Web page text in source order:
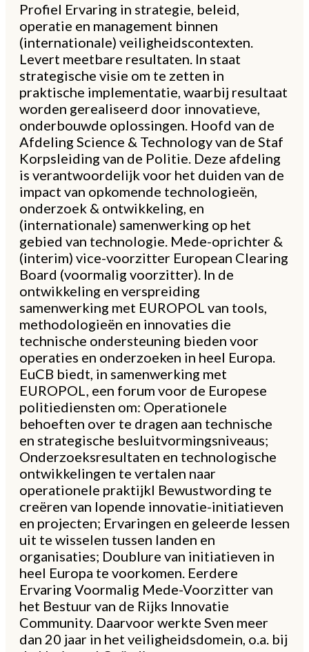
Profiel Ervaring in strategie, beleid,
operatie en management binnen
(internationale) veiligheidscontexten.
Levert meetbare resultaten. In staat
strategische visie om te zetten in
praktische implementatie, waarbij resultaat
worden gerealiseerd door innovatieve,
onderbouwde oplossingen. Hoofd van de
Afdeling Science & Technology van de Staf
Korpsleiding van de Politie. Deze afdeling
is verantwoordelijk voor het duiden van de
impact van opkomende technologieën,
onderzoek & ontwikkeling, en
(internationale) samenwerking op het
gebied van technologie. Mede-oprichter &
(interim) vice-voorzitter European Clearing
Board (voormalig voorzitter). In de
ontwikkeling en verspreiding
samenwerking met EUROPOL van tools,
methodologieën en innovaties die
technische ondersteuning bieden voor
operaties en onderzoeken in heel Europa.
EuCB biedt, in samenwerking met
EUROPOL, een forum voor de Europese
politiediensten om: Operationele
behoeften over te dragen aan technische
en strategische besluitvormingsniveaus;
Onderzoeksresultaten en technologische
ontwikkelingen te vertalen naar
operationele praktijkl Bewustwording te
creëren van lopende innovatie-initiatieven
en projecten; Ervaringen en geleerde lessen
uit te wisselen tussen landen en
organisaties; Doublure van initiatieven in
heel Europa te voorkomen. Eerdere
Ervaring Voormalig Mede-Voorzitter van
het Bestuur van de Rijks Innovatie
Community. Daarvoor werkte Sven meer
dan 20 jaar in het veiligheidsdomein, o.a. bij